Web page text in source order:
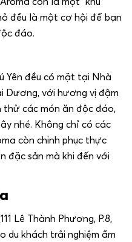
đều là một cơ hội để bạn
đáo.
Yên đều có mặt tại Nhà
Dương, với hương vị đậm
thử các món ăn độc đáo,
nhé. Không chỉ có các
còn chinh phục thực
đặc sản mà khi đến với
Lê Thành Phương, P.8,
du khách trải nghiệm ẩm